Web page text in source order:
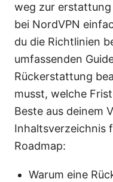
weg zur erstattung
bei NordVPN
du die Richtlinien
umfassenden
Rückerstattung
musst, welche
Beste aus deinem
Inhaltsverzeichnis
Roadmap:
Warum eine